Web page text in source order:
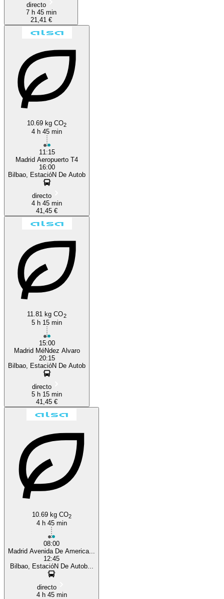
directo
7 h 45 min
21,41 €
10.69 kg CO2
4 h 45 min
11:15
Madrid Aeropuerto T4
16:00
Bilbao, EstacióN De Autob
directo
4 h 45 min
41,45 €
11.81 kg CO2
5 h 15 min
15:00
Madrid MéNdez Alvaro
20:15
Bilbao, EstacióN De Autob
directo
5 h 15 min
41,45 €
10.69 kg CO2
4 h 45 min
08:00
Madrid Avenida De America...
12:45
Bilbao, EstacióN De Autob...
directo
4 h 45 min